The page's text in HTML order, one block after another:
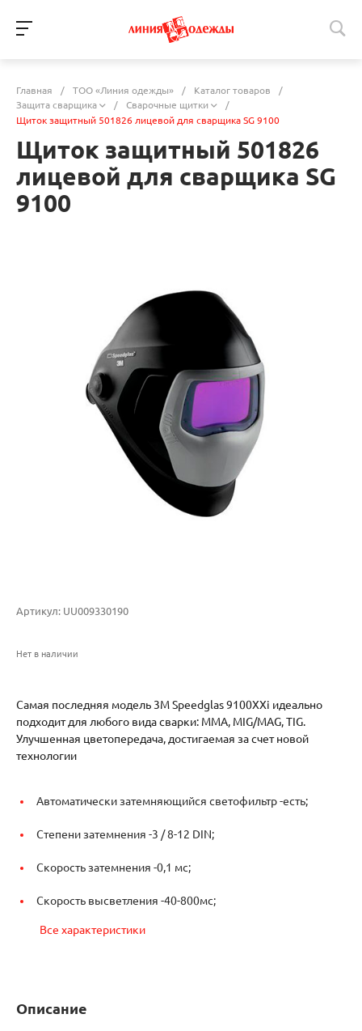
Главная / ТОО «Линия одежды» / Каталог товаров
/
Защита сварщика
/ Сварочные щитки
/
Щиток защитный 501826 лицевой для сварщика SG 9100
Щиток защитный 501826
лицевой для сварщика SG
9100
Артикул: UU009330190
Нет в наличии
Самая последняя модель 3M Speedglas 9100XXi идеально
подходит для любого вида сварки: ММА, MIG/MAG, TIG.
Улучшенная цветопередача, достигаемая за счет новой
технологии
Автоматически затемняющийся светофильтр -есть;
Степени затемнения -3 / 8-12 DIN;
Скорость затемнения -0,1 мс;
Скорость высветления -40-800мс;
Все характеристики
Описание